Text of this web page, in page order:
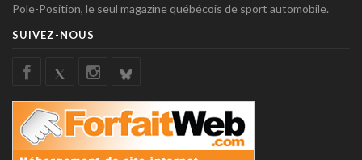
Pole-Position, le seul magazine québécois de sport automobile.
SUIVEZ-NOUS